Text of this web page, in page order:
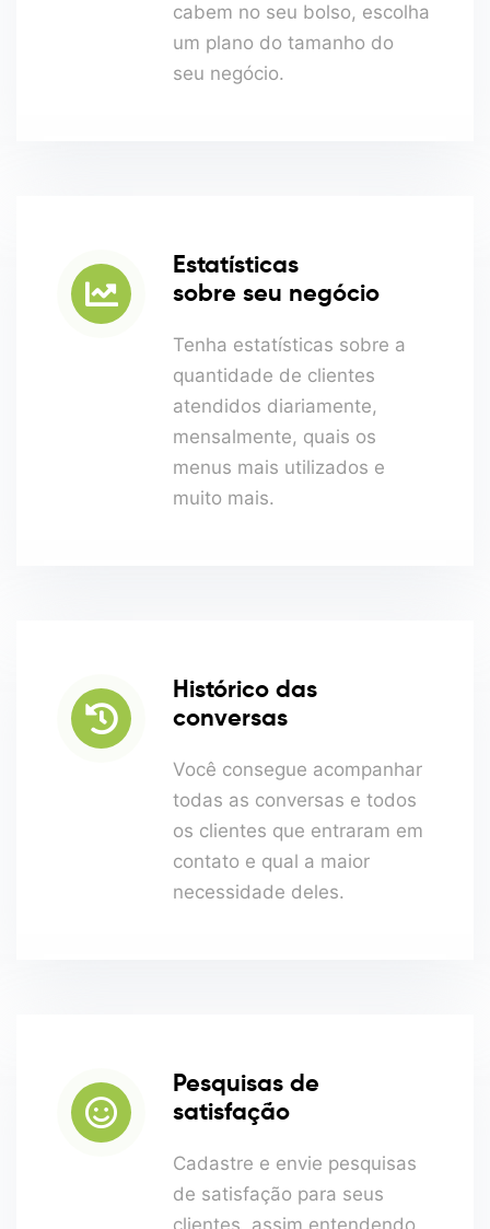
cabem no seu bolso, escolha
um plano do tamanho do
seu negócio.
Estatísticas
sobre seu negócio
Tenha estatísticas sobre a
quantidade de clientes
atendidos diariamente,
mensalmente, quais os
menus mais utilizados e
muito mais.
Histórico das
conversas
Você consegue acompanhar
todas as conversas e todos
os clientes que entraram em
contato e qual a maior
necessidade deles.
Pesquisas de
satisfação
Cadastre e envie pesquisas
de satisfação para seus
clientes, assim entendendo